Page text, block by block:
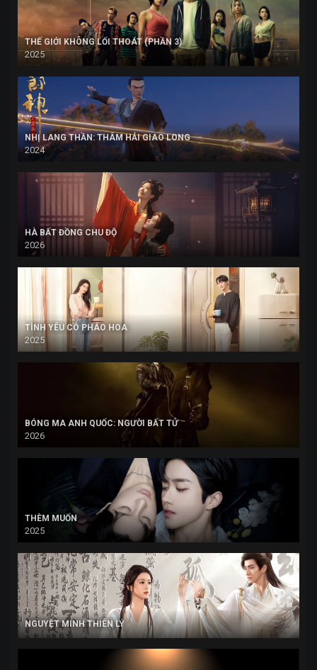
THẾ GIỚI KHÔNG LỐI THOÁT (PHẦN 3)
2025
NHỊ LANG THẦN: THÂM HẢI GIAO LONG
2024
HÀ BẤT ĐỒNG CHU ĐỘ
2026
TÌNH YÊU CÓ PHÁO HOA
2025
BÓNG MA ANH QUỐC: NGƯỜI BẤT TỬ
2026
THÈM MUỐN
2025
NGUYỆT MINH THIÊN LÝ